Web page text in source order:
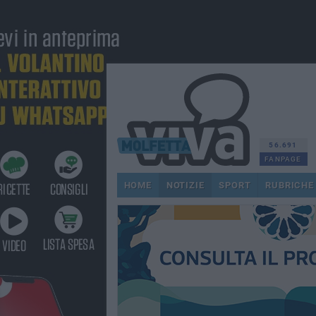
56.691
FANPAGE
HOME NOTIZIE SPORT RUBRICHE